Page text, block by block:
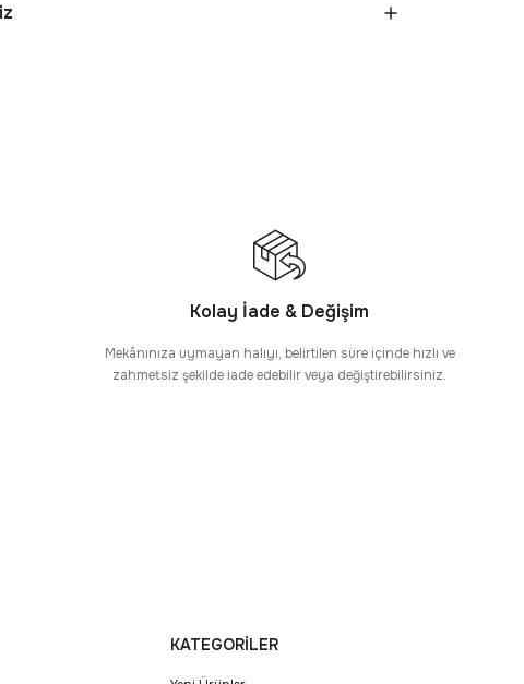
Kolay İade & Değişim
Mekânınıza uymayan halıyı, belirtilen süre içinde hızlı ve
zahmetsiz şekilde iade edebilir veya değiştirebilirsiniz.
KATEGORİLER